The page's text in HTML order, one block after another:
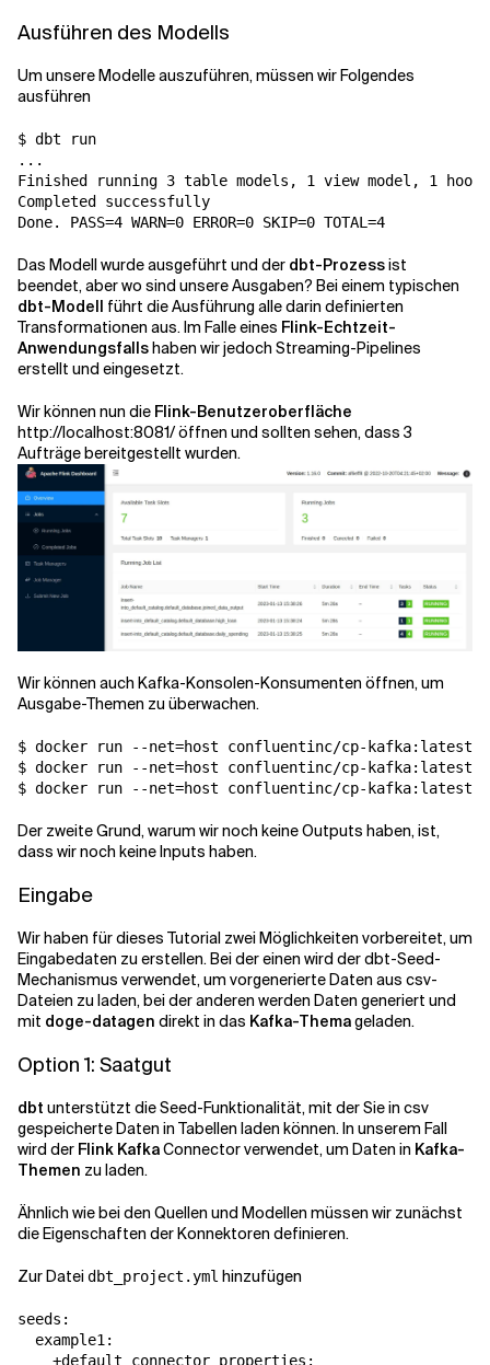
Ausführen des Modells
Um unsere Modelle auszuführen, müssen wir Folgendes
ausführen
$ dbt run
...
Finished running 3 table models, 1 view model, 1
Completed successfully
Done. PASS=4 WARN=0 ERROR=0 SKIP=0 TOTAL=4
Das Modell wurde ausgeführt und der dbt-Prozessist
beendet, aber wo sind unsere Ausgaben? Bei einem typischen
dbt-Modell führt die Ausführung alle darin definierten
Transformationen aus. Im Falle eines Flink-Echtzeit-
Anwendungsfallshaben wir jedoch Streaming-Pipelines
erstellt und eingesetzt.
Wir können nun die Flink-Benutzeroberfläche
http://localhost:8081/ öffnen und sollten sehen, dass 3
Aufträge bereitgestellt wurden.
Wir können auch Kafka-Konsolen-Konsumenten öffnen, um
Ausgabe-Themen zu überwachen.
$ docker run --net=host confluentinc/cp-kafka:latest
$ docker run --net=host confluentinc/cp-kafka:latest
$ docker run --net=host confluentinc/cp-kafka:latest
Der zweite Grund, warum wir noch keine Outputs haben, ist,
dass wir noch keine Inputs haben.
Eingabe
Wir haben für dieses Tutorial zwei Möglichkeiten vorbereitet, um
Eingabedaten zu erstellen. Bei der einen wird der dbt-Seed-
Mechanismus verwendet, um vorgenerierte Daten aus csv-
Dateien zu laden, bei der anderen werden Daten generiert und
mit doge-datagen direkt in das Kafka-Themageladen.
Option 1: Saatgut
dbt unterstützt die Seed-Funktionalität, mit der Sie in csv
gespeicherte Daten in Tabellen laden können. In unserem Fall
wird der Flink KafkaConnector verwendet, um Daten in Kafka-
Themen zu laden.
Ähnlich wie bei den Quellen und Modellen müssen wir zunächst
die Eigenschaften der Konnektoren definieren.
Zur Dateidbt_project.yml hinzufügen
seeds:
  example1:
    +default_connector_properties: